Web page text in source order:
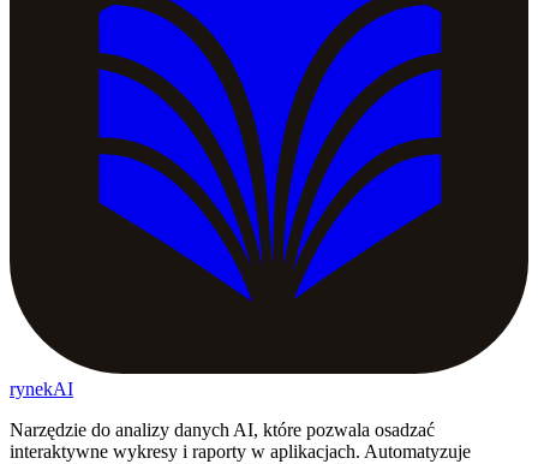
rynekAI
Narzędzie do analizy danych AI, które pozwala osadzać
interaktywne wykresy i raporty w aplikacjach. Automatyzuje